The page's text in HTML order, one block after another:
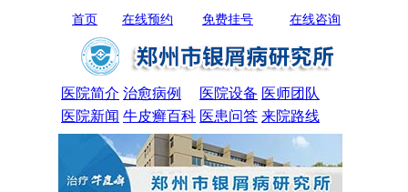
首页 在线咨询
免费挂号
在线预约
医院简介 治愈病例 医院设备 医师团队
医院新闻 牛皮癣百科 医患问答 来院路线